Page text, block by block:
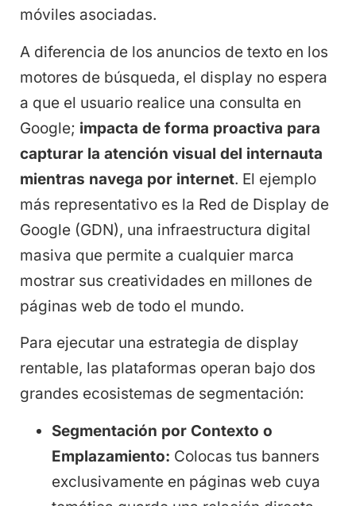
móviles asociadas.
A diferencia de los anuncios de texto en los
motores de búsqueda, el display no espera
a que el usuario realice una consulta en
Google; impacta de forma proactiva para
capturar la atención visual del internauta
mientras navega por internet. El ejemplo
más representativo es la Red de Display de
Google (GDN), una infraestructura digital
masiva que permite a cualquier marca
mostrar sus creatividades en millones de
páginas web de todo el mundo.
Para ejecutar una estrategia de display
rentable, las plataformas operan bajo dos
grandes ecosistemas de segmentación:
Segmentación por Contexto o
Emplazamiento: Colocas tus banners
exclusivamente en páginas web cuya